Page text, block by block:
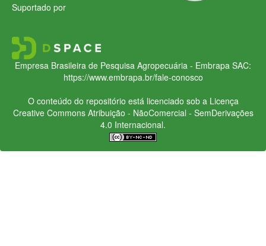
Suportado por
Empresa Brasileira de Pesquisa Agropecuária - Embrapa SAC:
https://www.embrapa.br/fale-conosco
O conteúdo do repositório está licenciado sob a Licença
Creative CommonsAtribuição - NãoComercial - SemDerivações
4.0 Internacional.